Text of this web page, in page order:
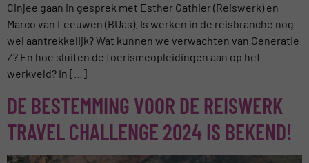
Cinjee gaan in gesprek met Esther Gathier (Reiswerk) en
Marco van Leeuwen (BUas). Is werken in de reisbranche nog
wel aantrekkelijk? Wat kunnen we verwachten van Generatie
Z? En hoe sluiten de toerismeopleidingen aan op het
werkveld? In […]
DE BESTEMMING VOOR DE REISWERK
TRAVEL CHALLENGE 2024 IS BEKEND!